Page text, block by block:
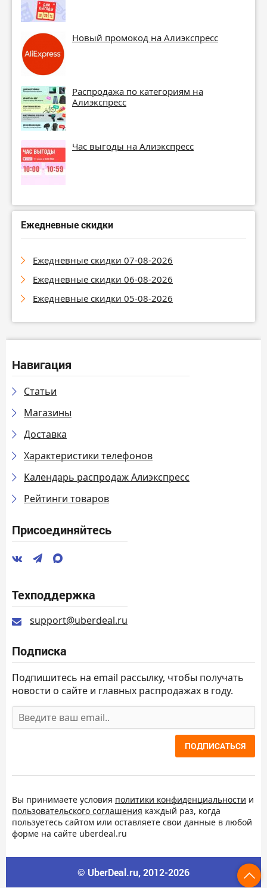
Новый промокод на Алиэкспресс
Распродажа по категориям на
Алиэкспресс
Час выгоды на Алиэкспресс
Ежедневные скидки
Ежедневные скидки 07-08-2026
Ежедневные скидки 06-08-2026
Ежедневные скидки 05-08-2026
Навигация
Статьи
Магазины
Доставка
Характеристики телефонов
Календарь распродаж Алиэкспресс
Рейтинги товаров
Присоединяйтесь
Техподдержка
support@uberdeal.ru
Подписка
Подпишитесь на email рассылку, чтобы получать
новости о сайте и главных распродажах в году.
ПОДПИСАТЬСЯ
Вы принимаете условия политики конфиденциальности и
пользовательского соглашения каждый раз, когда
пользуетесь сайтом или оставляете свои данные в любой
форме на сайте uberdeal.ru
© UberDeal.ru, 2012-2026